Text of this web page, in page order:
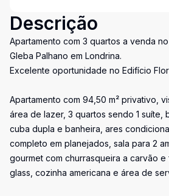
Descrição
Apartamento com 3 quartos a venda
Gleba Palhano em Londrina.
Excelente oportunidade no Edifício
Apartamento com 94,50 m² privativo,
área de lazer, 3 quartos sendo 1 suíte,
cuba dupla e banheira, ares
completo em planejados, sala para 2
gourmet com churrasqueira a carvão
glass, cozinha americana e área de